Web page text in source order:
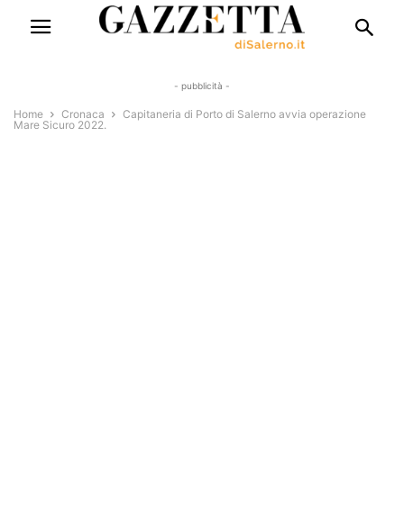
- pubblicità -
Home Cronaca
Capitaneria di Porto di Salerno avvia operazione
Mare Sicuro 2022.